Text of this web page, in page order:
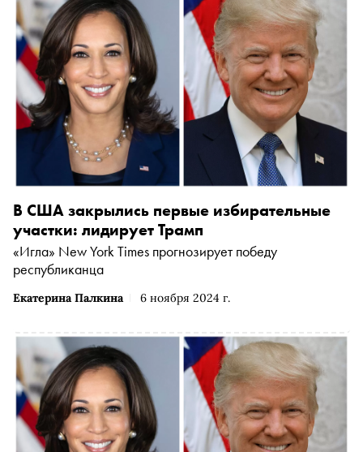
Екатерина Палкина 6 ноября 2024 г.
В США закрылись первые избирательные
участки: лидирует Трамп
«Игла» New York Times прогнозирует победу
республиканца